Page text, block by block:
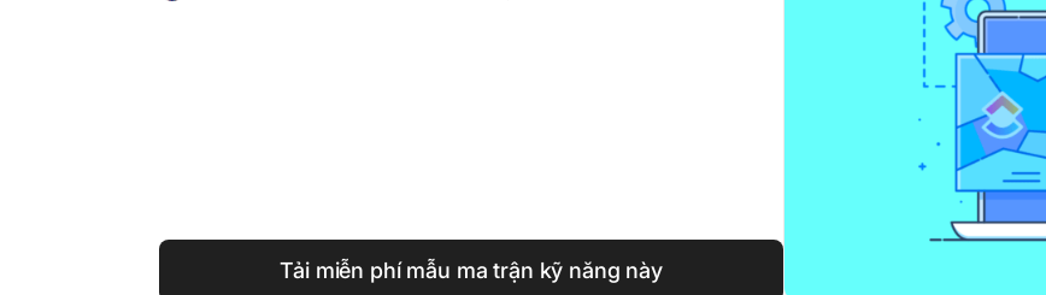
Tải miễn phí mẫu ma trận kỹ năng này